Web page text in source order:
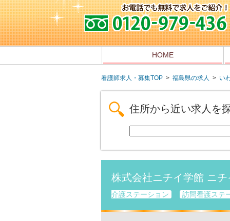
HOME
看護師求人・募集TOP > 福島県の求人 > い
住所から近い求人を
株式会社ニチイ学館 ニ
介護ステーション 訪問看護ステ